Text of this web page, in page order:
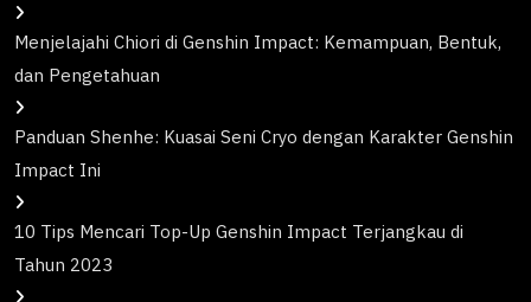
Menjelajahi Chiori di Genshin Impact: Kemampuan, Bentuk,
dan Pengetahuan
Panduan Shenhe: Kuasai Seni Cryo dengan Karakter Genshin
Impact Ini
10 Tips Mencari Top-Up Genshin Impact Terjangkau di
Tahun 2023